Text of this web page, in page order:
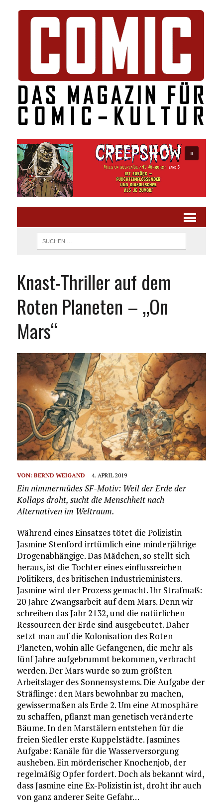
Knast-Thriller auf dem
Roten Planeten – „On
Mars“
VON: BERND WEIGAND 4. APRIL 2019
Ein nimmermüdes SF-Motiv: Weil der Erde der
Kollaps droht, sucht die Menschheit nach
Alternativen im Weltraum.
Während eines Einsatzes tötet die Polizistin
Jasmine Stenford irrtümlich eine minderjährige
Drogenabhängige. Das Mädchen, so stellt sich
heraus, ist die Tochter eines einflussreichen
Politikers, des britischen Industrieministers.
Jasmine wird der Prozess gemacht. Ihr Strafmaß:
20 Jahre Zwangsarbeit auf dem Mars. Denn wir
schreiben das Jahr 2132, und die natürlichen
Ressourcen der Erde sind ausgebeutet. Daher
setzt man auf die Kolonisation des Roten
Planeten, wohin alle Gefangenen, die mehr als
fünf Jahre aufgebrummt bekommen, verbracht
werden. Der Mars wurde so zum größten
Arbeitslager des Sonnensystems. Die Aufgabe der
Sträflinge: den Mars bewohnbar zu machen,
gewissermaßen als Erde 2. Um eine Atmosphäre
zu schaffen, pflanzt man genetisch veränderte
Bäume. In den Marstälern entstehen für die
freien Siedler erste Kuppelstädte. Jasmines
Aufgabe: Kanäle für die Wasserversorgung
ausheben. Ein mörderischer Knochenjob, der
regelmäßig Opfer fordert. Doch als bekannt wird,
dass Jasmine eine Ex-Polizistin ist, droht ihr auch
von ganz anderer Seite Gefahr…